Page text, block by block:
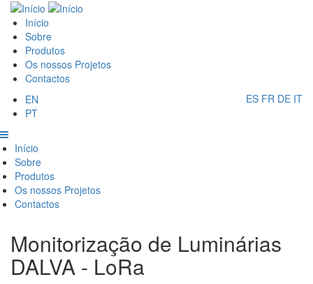
Passar
para
conteúdo
principal
Main
navigation
Início
Sobre
Produtos
Os nossos Projetos
Contactos
EN
PT
ES FR DE IT
Main
navigation
Início
Sobre
Produtos
Os nossos Projetos
Contactos
Monitorização de Luminárias
DALVA - LoRa